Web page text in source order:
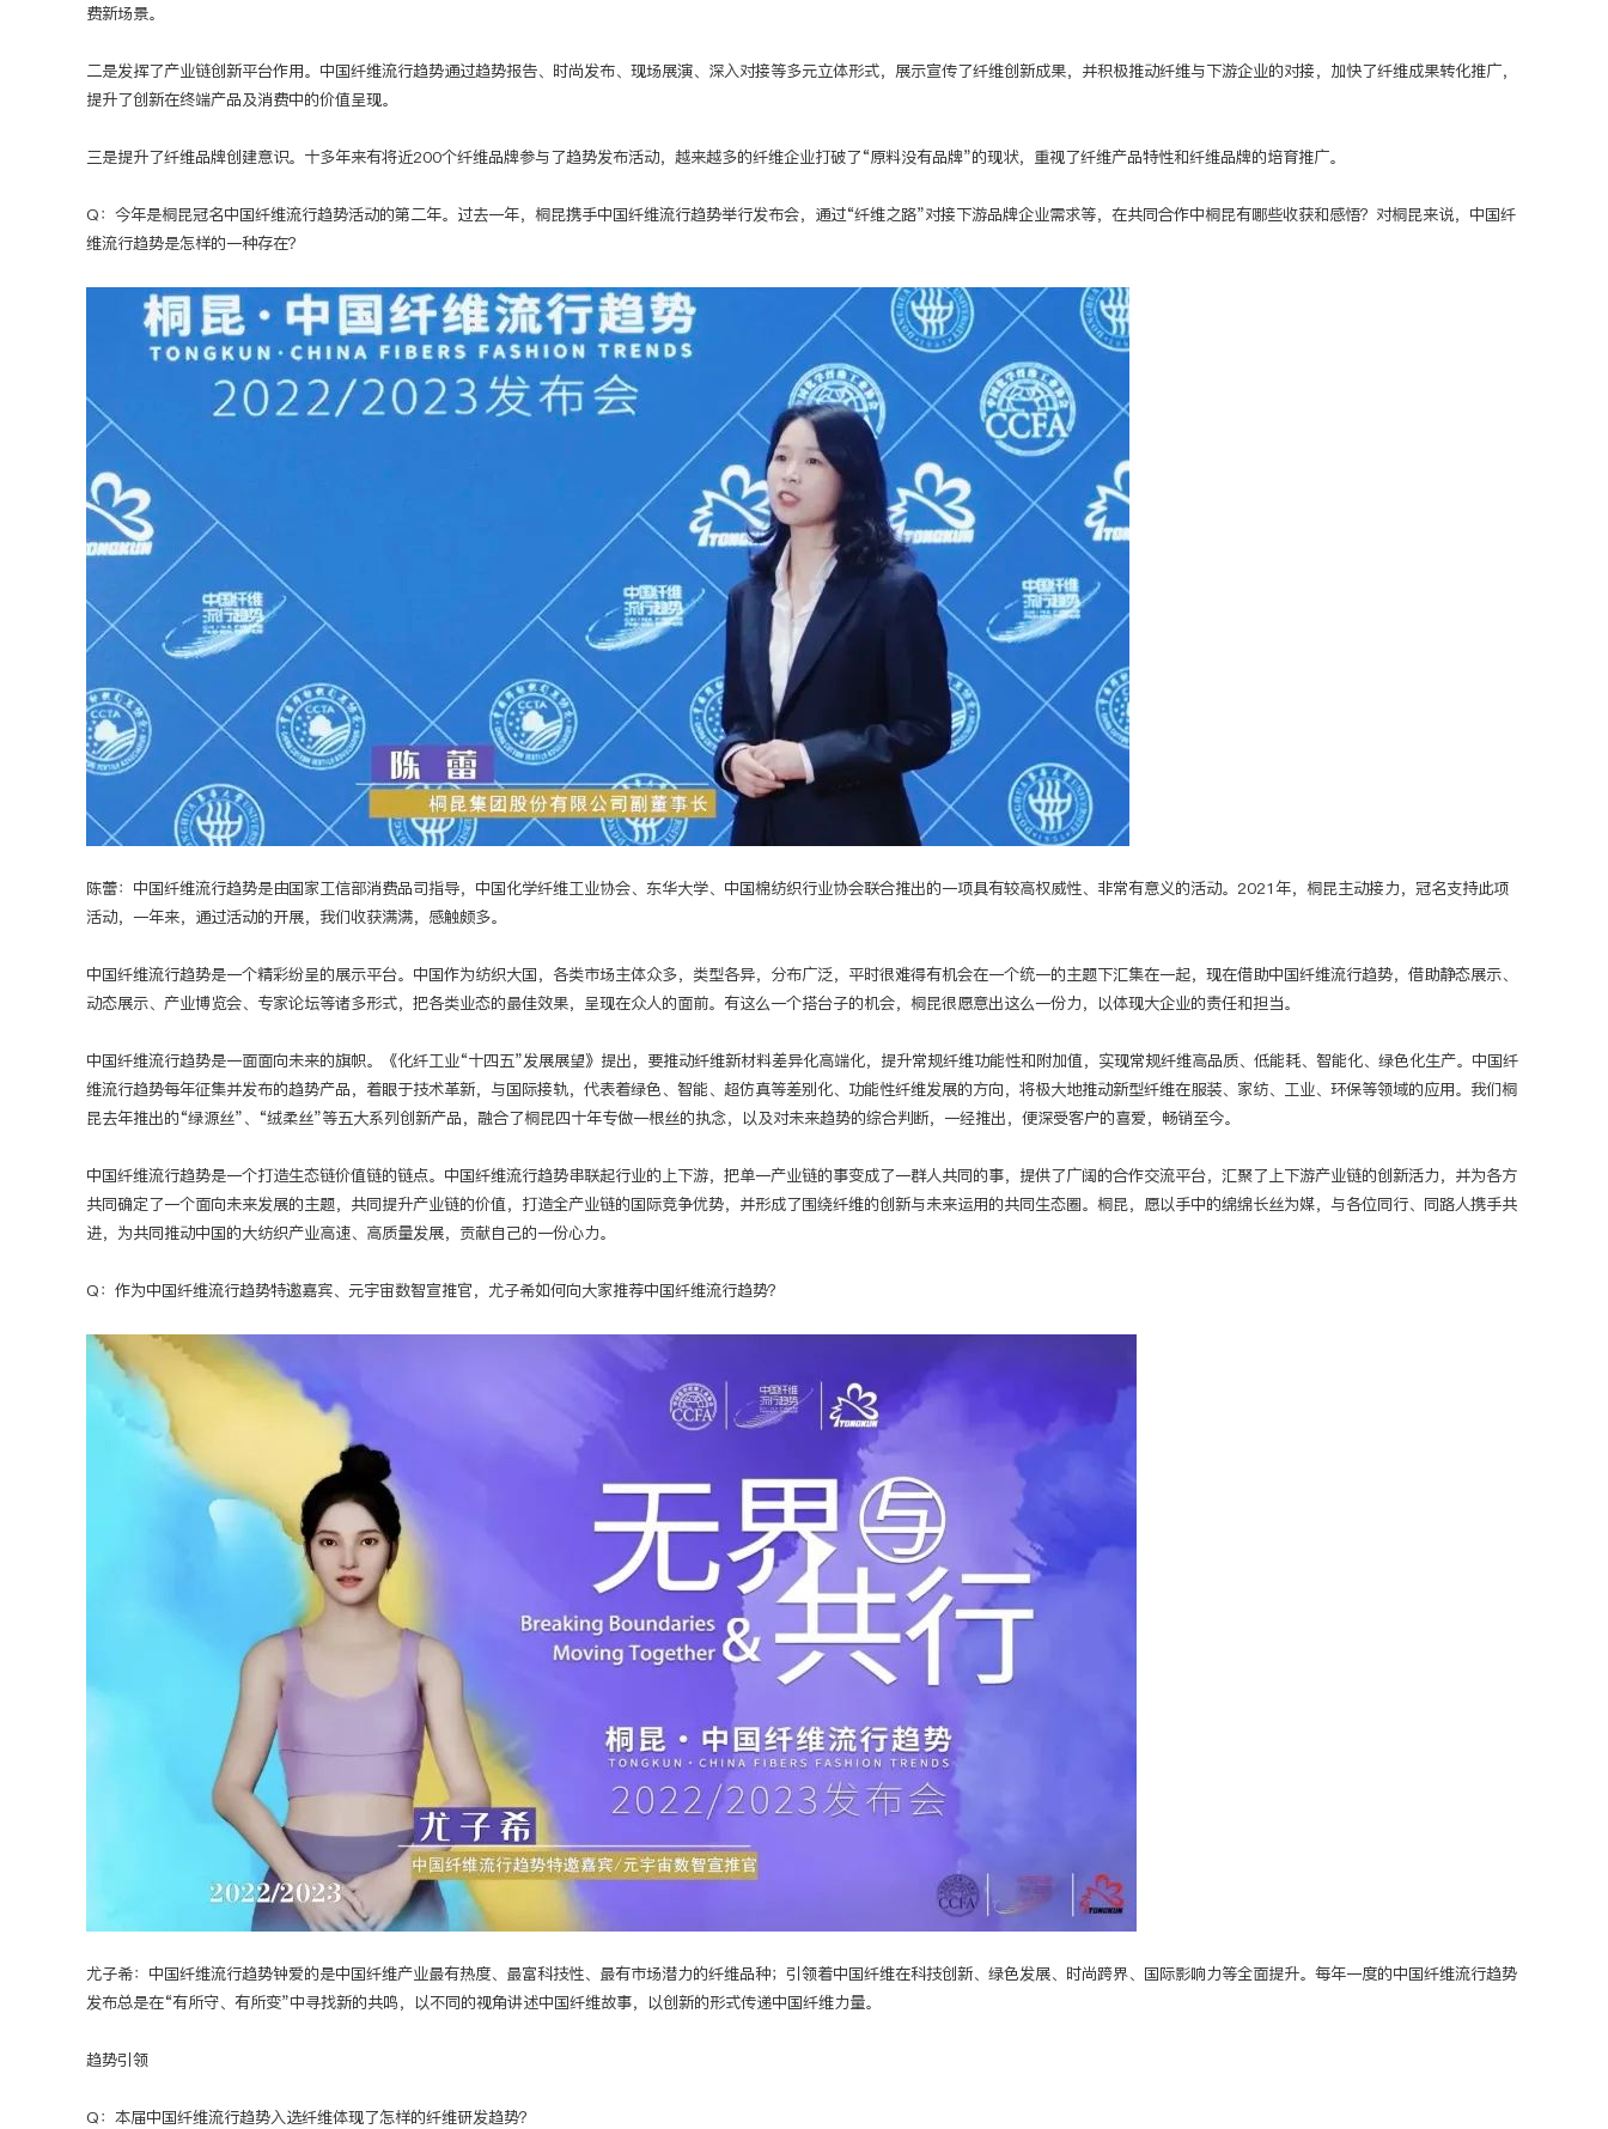
费新场景。
二是发挥了产业链创新平台作用。中国纤维流行趋势通过趋势报告、时尚发布、现场展演、深入对接等多元立体形式，展示宣传了纤维创新成果，并积极推动纤维与下游企业的对接，加快了纤维成果转化推广，
提升了创新在终端产品及消费中的价值呈现。
三是提升了纤维品牌创建意识。十多年来有将近200个纤维品牌参与了趋势发布活动，越来越多的纤维企业打破了“原料没有品牌”的现状，重视了纤维产品特性和纤维品牌的培育推广。
Q：今年是桐昆冠名中国纤维流行趋势活动的第二年。过去一年，桐昆携手中国纤维流行趋势举行发布会，通过“纤维之路”对接下游品牌企业需求等，在共同合作中桐昆有哪些收获和感悟？对桐昆来说，中国纤
维流行趋势是怎样的一种存在？
陈蕾：中国纤维流行趋势是由国家工信部消费品司指导，中国化学纤维工业协会、东华大学、中国棉纺织行业协会联合推出的一项具有较高权威性、非常有意义的活动。2021年，桐昆主动接力，冠名支持此项
活动，一年来，通过活动的开展，我们收获满满，感触颇多。
中国纤维流行趋势是一个精彩纷呈的展示平台。中国作为纺织大国，各类市场主体众多，类型各异，分布广泛，平时很难得有机会在一个统一的主题下汇集在一起，现在借助中国纤维流行趋势，借助静态展示、
动态展示、产业博览会、专家论坛等诸多形式，把各类业态的最佳效果，呈现在众人的面前。有这么一个搭台子的机会，桐昆很愿意出这么一份力，以体现大企业的责任和担当。
中国纤维流行趋势是一面面向未来的旗帜。《化纤工业“十四五”发展展望》提出，要推动纤维新材料差异化高端化，提升常规纤维功能性和附加值，实现常规纤维高品质、低能耗、智能化、绿色化生产。中国纤
维流行趋势每年征集并发布的趋势产品，着眼于技术革新，与国际接轨，代表着绿色、智能、超仿真等差别化、功能性纤维发展的方向，将极大地推动新型纤维在服装、家纺、工业、环保等领域的应用。我们桐
昆去年推出的“绿源丝”、“绒柔丝”等五大系列创新产品，融合了桐昆四十年专做一根丝的执念，以及对未来趋势的综合判断，一经推出，便深受客户的喜爱，畅销至今。
中国纤维流行趋势是一个打造生态链价值链的链点。中国纤维流行趋势串联起行业的上下游，把单一产业链的事变成了一群人共同的事，提供了广阔的合作交流平台，汇聚了上下游产业链的创新活力，并为各方
共同确定了一个面向未来发展的主题，共同提升产业链的价值，打造全产业链的国际竞争优势，并形成了围绕纤维的创新与未来运用的共同生态圈。桐昆，愿以手中的绵绵长丝为媒，与各位同行、同路人携手共
进，为共同推动中国的大纺织产业高速、高质量发展，贡献自己的一份心力。
Q：作为中国纤维流行趋势特邀嘉宾、元宇宙数智宣推官，尤子希如何向大家推荐中国纤维流行趋势？
尤子希：中国纤维流行趋势钟爱的是中国纤维产业最有热度、最富科技性、最有市场潜力的纤维品种；引领着中国纤维在科技创新、绿色发展、时尚跨界、国际影响力等全面提升。每年一度的中国纤维流行趋势
发布总是在“有所守、有所变”中寻找新的共鸣，以不同的视角讲述中国纤维故事，以创新的形式传递中国纤维力量。
趋势引领
Q：本届中国纤维流行趋势入选纤维体现了怎样的纤维研发趋势？